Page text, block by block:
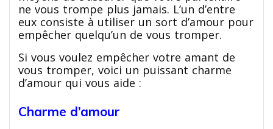
ne vous trompe plus jamais. L’un d’entre
eux consiste à utiliser un sort d’amour pour
empêcher quelqu’un de vous tromper.
Si vous voulez empêcher votre amant de
vous tromper, voici un puissant charme
d’amour qui vous aide :
Charme d’amour